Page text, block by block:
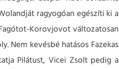
ragyogóan egészíti ki a
Korovjovot változatosan
Nem kevésbé hatásos Fazekas
Pilátust, Vicei Zsolt pedig a